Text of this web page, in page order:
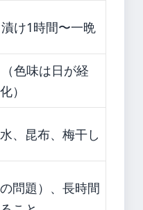
け1時間〜一晩
色味は日が経
）
、昆布、梅干し
問題）、長時間